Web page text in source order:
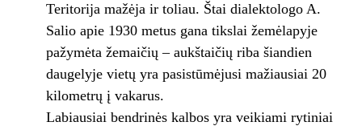
Teritorija mažėja ir toliau. Štai dialektologo A.
Salio apie 1930 metus gana tikslai žemėlapyje
pažymėta žemaičių – aukštaičių riba šiandien
daugelyje vietų yra pasistūmėjusi mažiausiai 20
kilometrų į vakarus.
Labiausiai bendrinės kalbos yra veikiami rytiniai